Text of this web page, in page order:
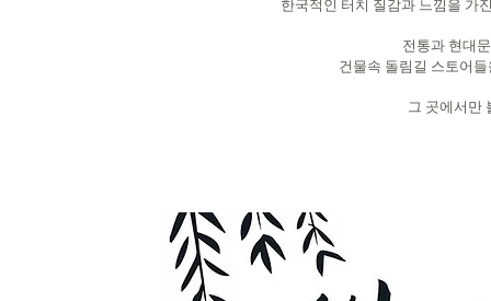
한국적인 터치 질감과 느낌을 가
전통과 현대
건물속 돌림길 스토어
그 곳에서만